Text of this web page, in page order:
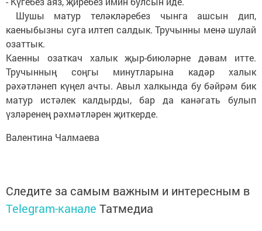
Шушы матур теләкләребез чынга ашсын дип,
каеныбызны суга илтеп салдык. Тручынны менә шулай
озаттык.
Каенны озаткач халык җыр-биюләрне дәвам итте.
Тручынның соңгы минутларына кадәр халык
рәхәтләнеп күңел ачты. Авыл халкында бу бәйрәм бик
матур истәлек калдырды, бар да канәгать булып
үзләренең рәхмәтләрен җиткерде.
Валентина Чалмаева
Следите за самым важным и интересным в
Telegram-канале Татмедиа